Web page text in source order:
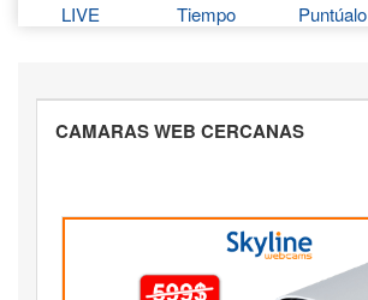
LIVE Tiempo Puntúalo
CAMARAS WEB CERCANAS